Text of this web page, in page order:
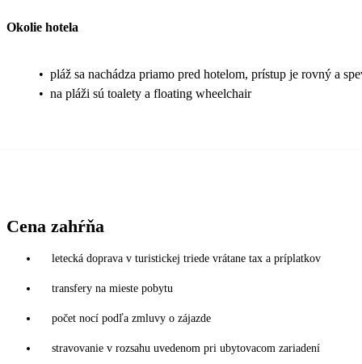
Okolie hotela
• pláž sa nachádza priamo pred hotelom, prístup je rovný a
• na pláži sú toalety a floating wheelchair
Cena zahŕňa
letecká doprava v turistickej triede vrátane tax a príplatkov
transfery na mieste pobytu
počet nocí podľa zmluvy o zájazde
stravovanie v rozsahu uvedenom pri ubytovacom zariadení